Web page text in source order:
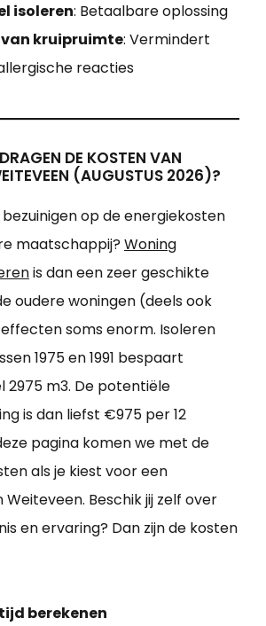
isoleren: Betaalbare oplossing
van kruipruimte: Vermindert
reacties
DE KOSTEN VAN
(AUGUSTUS 2026)?
bezuinigen op de energiekosten
maatschappij? Woning
is dan een zeer geschikte
oudere woningen (deels ook
soms enorm. Isoleren
1975 en 1991 bespaart
2975 m3. De potentiële
is dan liefst €975 per 12
pagina komen we met de
als je kiest voor een
Beschik jij zelf over
en ervaring? Dan zijn de kosten
berekenen